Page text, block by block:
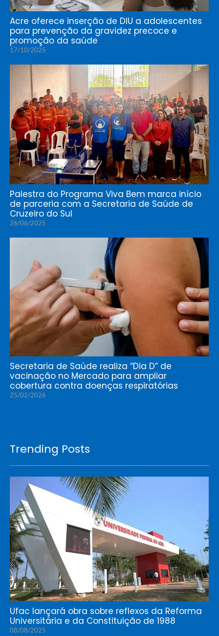
Acre oferece inserção de DIU a adolescentes
para prevenção da gravidez precoce e
promoção da saúde
17/10/2025
Palestra do Programa Viva Bem marca início
de parceria com a Secretaria de Saúde de
Cruzeiro do Sul
26/06/2025
Secretaria de Saúde realiza “Dia D” de
vacinação no Mercado para ampliar
cobertura contra doenças respiratórias
25/02/2026
Trending Posts
Ufac lançará obra sobre reflexos da Reforma
Universitária e da Constituição de 1988
08/08/2025